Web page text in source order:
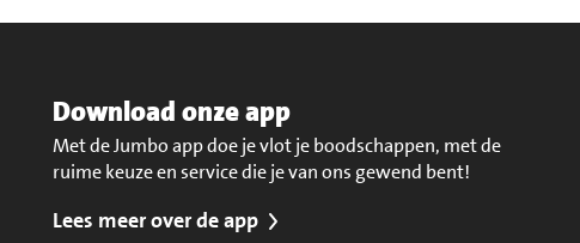
Download onze app
Met de Jumbo app doe je vlot je boodschappen, met de
ruime keuze en service die je van ons gewend bent!
Lees meer over de app